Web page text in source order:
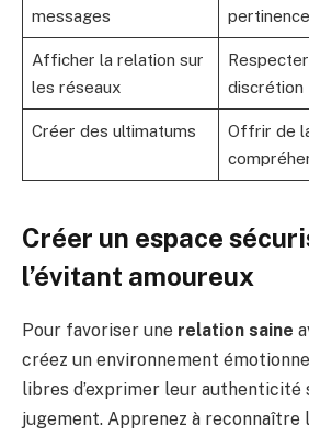
messages
pertinence
Afficher la relation sur
les réseaux
discrétion
Créer des ultimatums
Offrir de
Créer un espace
l’évitant amoureux
Pour favoriser une relation saine
créez un environnement
libres d’exprimer leur authenticité
jugement. Apprenez à reconnaître